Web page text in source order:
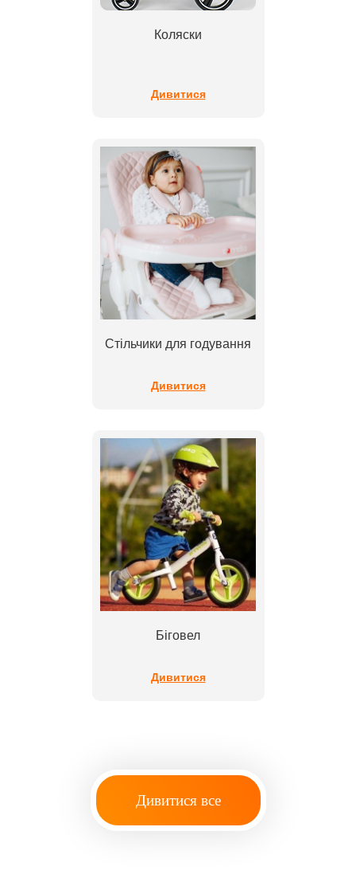
Коляски
Дивитися
Стільчики для годування
Дивитися
Біговел
Дивитися
Дивитися все